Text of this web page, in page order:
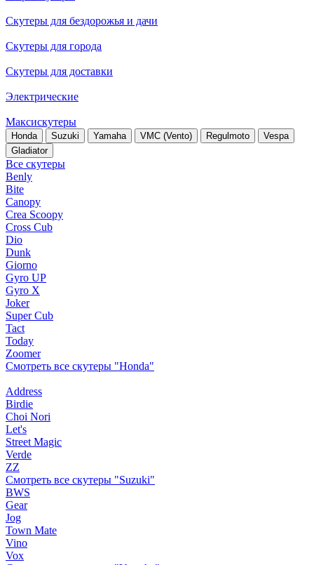
Скутеры для бездорожья и дачи
Скутеры для города
Скутеры для доставки
Электрические
Максискутеры
Honda Suzuki Yamaha VMC (Vento) Regulmoto
Vespa
Gladiator
Все скутеры
Benly
Bite
Canopy
Crea Scoopy
Cross Cub
Dio
Dunk
Giorno
Gyro UP
Gyro X
Joker
Super Cub
Tact
Today
Zoomer
Смотреть все скутеры "Honda"
Address
Birdie
Choi Nori
Let's
Street Magic
Verde
ZZ
Смотреть все скутеры "Suzuki"
BWS
Gear
Jog
Town Mate
Vino
Vox